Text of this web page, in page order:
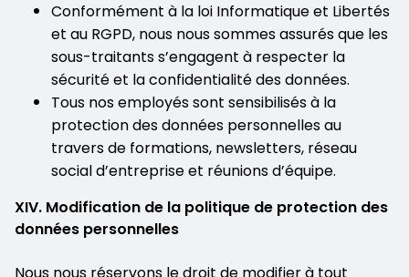
Conformément à la loi Informatique et Libertés
et au RGPD, nous nous sommes assurés que les
sous-traitants s’engagent à respecter la
sécurité et la confidentialité des données.
Tous nos employés sont sensibilisés à la
protection des données personnelles au
travers de formations, newsletters, réseau
social d’entreprise et réunions d’équipe.
XIV. Modification de la politique de protection des
données personnelles